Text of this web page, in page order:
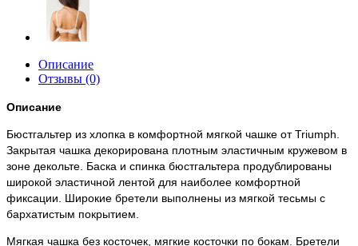
Описание
Отзывы (0)
Описание
Бюстгальтер из хлопка в комфортной мягкой чашке от Triumph.
Закрытая чашка декорирована плотным эластичным кружевом в
зоне декольте. Баска и спинка бюстгальтера продублированы
широкой эластичной лентой для наиболее комфортной
фиксации. Широкие бретели выполнены из мягкой тесьмы с
бархатистым покрытием.
Мягкая чашка без косточек, мягкие косточки по бокам. Бретели